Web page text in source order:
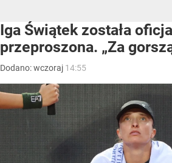
Iga Świątek została
przeproszona. „Za
Dodano:wczoraj 14:55